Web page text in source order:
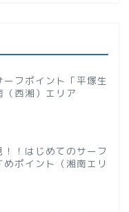
ーフポイント「平塚生
（西湘）エリア
！！はじめてのサーフ
めポイント（湘南エリ